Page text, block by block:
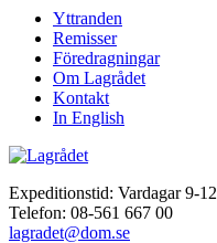
Yttranden
Remisser
Föredragningar
Om Lagrådet
Kontakt
In English
Expeditionstid: Vardagar 9-12
Telefon: 08-561 667 00
lagradet@dom.se